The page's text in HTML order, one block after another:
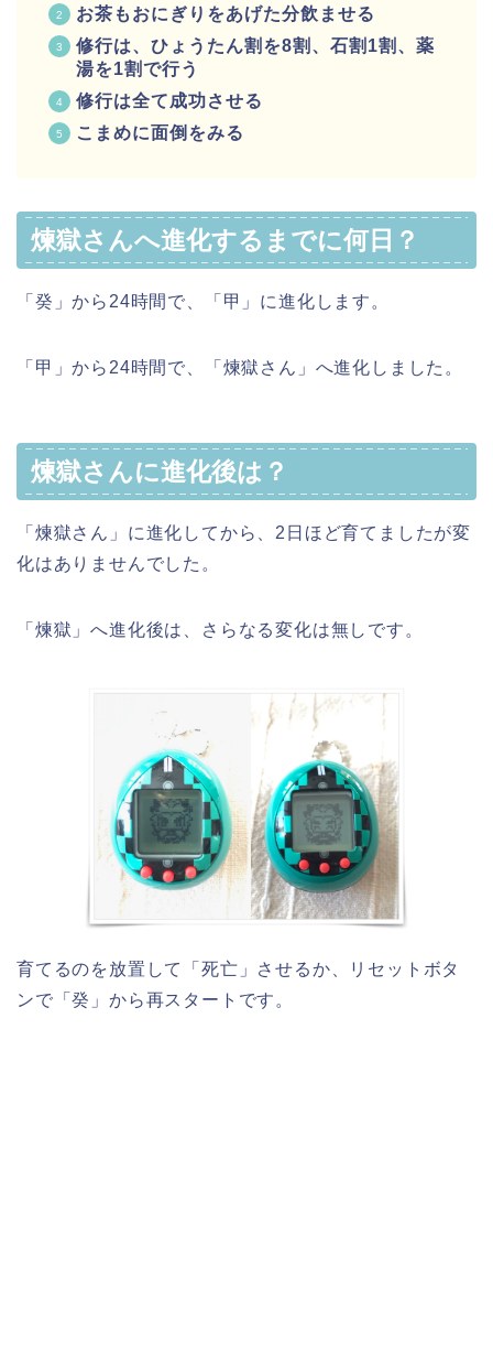
お茶もおにぎりをあげた分飲ませる
修行は、ひょうたん割を8割、石割1割、薬
湯を1割で行う
修行は全て成功させる
こまめに面倒をみる
煉獄さんへ進化するまでに何日？
「癸」から24時間で、「甲」に進化します。
「甲」から24時間で、「煉獄さん」へ進化しました。
煉獄さんに進化後は？
「煉獄さん」に進化してから、2日ほど育てましたが変
化はありませんでした。
「煉獄」へ進化後は、さらなる変化は無しです。
育てるのを放置して「死亡」させるか、リセットボタ
ンで「癸」から再スタートです。